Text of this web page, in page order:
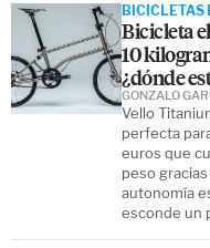
BICICLETAS
Bicicleta
10
¿dónde
Vello
perfecta
euros que
peso
autonomía
esconde un
GONZALO